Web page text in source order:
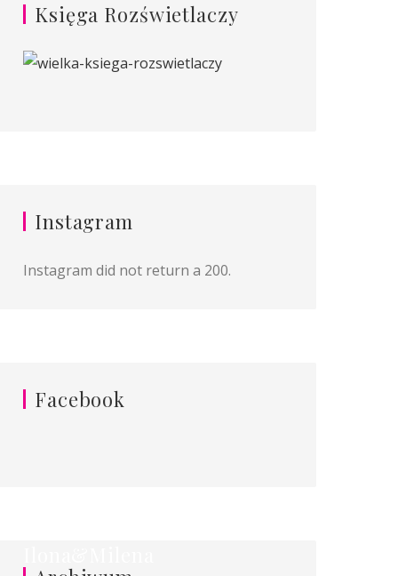
Księga Rozświetlaczy
Instagram
Instagram did not return a 200.
Facebook